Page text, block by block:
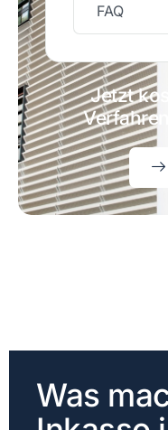
FAQ
Jetzt
Was